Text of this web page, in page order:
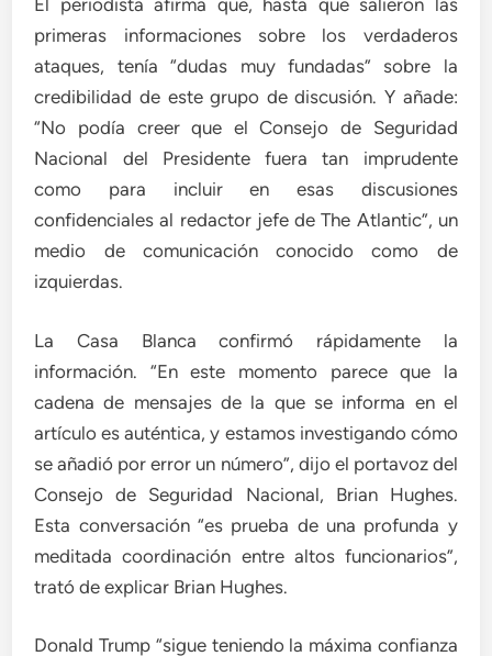
El periodista afirma que, hasta que salieron las
primeras informaciones sobre los verdaderos
ataques, tenía “dudas muy fundadas” sobre la
credibilidad de este grupo de discusión. Y añade:
“No podía creer que el Consejo de Seguridad
Nacional del Presidente fuera tan imprudente
como para incluir en esas discusiones
confidenciales al redactor jefe de The Atlantic”, un
medio de comunicación conocido como de
izquierdas.
La Casa Blanca confirmó rápidamente la
información. “En este momento parece que la
cadena de mensajes de la que se informa en el
artículo es auténtica, y estamos investigando cómo
se añadió por error un número”, dijo el portavoz del
Consejo de Seguridad Nacional, Brian Hughes.
Esta conversación “es prueba de una profunda y
meditada coordinación entre altos funcionarios”,
trató de explicar Brian Hughes.
Donald Trump “sigue teniendo la máxima confianza